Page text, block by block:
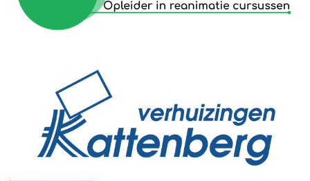
reanimatie ermelo